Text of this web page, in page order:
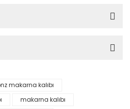
makarna kalıbı
makarna kalıbı